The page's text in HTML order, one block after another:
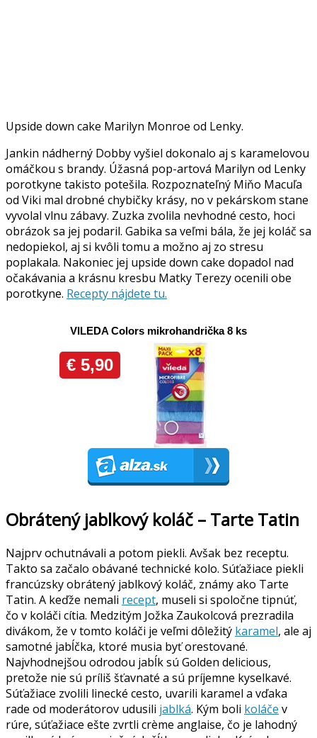
Upside down cake Marilyn Monroe od Lenky.
Jankin nádherný Dobby vyšiel dokonalo aj s karamelovou
omáčkou s brandy. Úžasná pop-artová Marilyn od Lenky
porotkyne takisto potešila. Rozpoznateľný Miňo Macuľa
od Viki mal drobné chybičky krásy, no v pekárskom stane
vyvolal vlnu zábavy. Zuzka zvolila nevhodné cesto, hoci
obrázok sa jej podaril. Gabika sa veľmi bála, že jej koláč sa
nedopiekol, aj si kvôli tomu a možno aj zo stresu
poplakala. Nakoniec jej upside down cake dopadol nad
očakávania a krásnu kresbu Matky Terezy ocenili obe
porotkyne. Recepty nájdete tu.
Obrátený jablkový koláč – Tarte Tatin
Najprv ochutnávali a potom piekli. Avšak bez receptu.
Takto sa začalo obávané technické kolo. Súťažiace piekli
francúzsky obrátený jablkový koláč, známy ako Tarte
Tatin. A keďže nemali recept, museli si spoločne tipnúť,
čo v koláči cítia. Medzitým Jožka Zaukolcová prezradila
divákom, že v tomto koláči je veľmi dôležitý karamel, ale aj
samotné jabĺčka, ktoré musia byť orestované.
Najvhodnejšou odrodou jabĺk sú Golden delicious,
pretože nie sú príliš šťavnaté a sú príjemne kyselkavé.
Súťažiace zvolili linecké cesto, uvarili karamel a vďaka
rade od moderátorov udusili jablká. Kým boli koláče v
rúre, súťažiace ešte zvrtli crème anglaise, čo je lahodný